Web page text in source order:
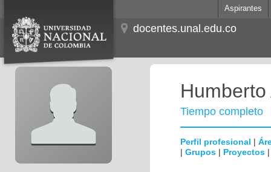
Aspirantes
docentes.unal.edu.co
Tiempo completo
Perfil profesional |
| Grupos | Proyectos